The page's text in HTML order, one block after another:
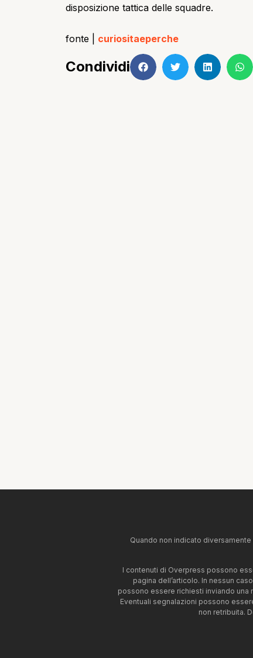
disposizione tattica delle squadre.
fonte | curiositaeperche
Condividi
Quando non indicato
I contenuti di Overpress possono
pagina dell’articolo. In nessun
possono essere richiesti inviando una
Eventuali segnalazioni possono
non retribuita.